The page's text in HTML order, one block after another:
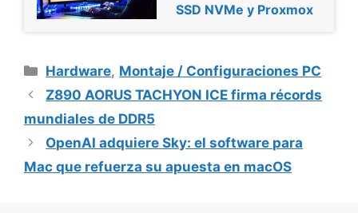
SSD NVMe y Proxmox
Categorías
Hardware, Montaje / Configuraciones PC
Z890 AORUS TACHYON ICE firma récords
mundiales de DDR5
OpenAI adquiere Sky: el software para
Mac que refuerza su apuesta en macOS